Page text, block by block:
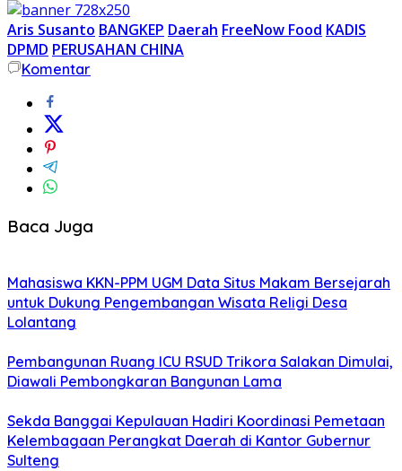
Aris Susanto BANGKEP Daerah FreeNow Food KADIS
DPMD PERUSAHAN CHINA
Komentar
Baca Juga
Mahasiswa KKN-PPM UGM Data Situs Makam Bersejarah
untuk Dukung Pengembangan Wisata Religi Desa
Lolantang
Pembangunan Ruang ICU RSUD Trikora Salakan Dimulai,
Diawali Pembongkaran Bangunan Lama
Sekda Banggai Kepulauan Hadiri Koordinasi Pemetaan
Kelembagaan Perangkat Daerah di Kantor Gubernur
Sulteng